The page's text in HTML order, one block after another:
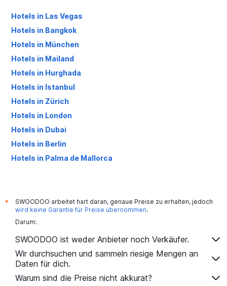
Hotels in Las Vegas
Hotels in Bangkok
Hotels in München
Hotels in Mailand
Hotels in Hurghada
Hotels in Istanbul
Hotels in Zürich
Hotels in London
Hotels in Dubai
Hotels in Berlin
Hotels in Palma de Mallorca
*
SWOODOO arbeitet hart daran, genaue Preise zu erhalten, jedoch
wird keine Garantie für Preise übernommen.
Darum:
SWOODOO ist weder Anbieter noch Verkäufer.
Wir durchsuchen und sammeln riesige Mengen an
Daten für dich.
Warum sind die Preise nicht akkurat?